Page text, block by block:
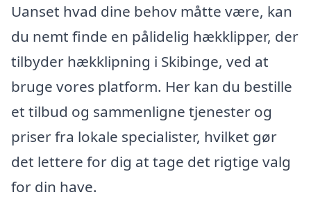
Uanset hvad dine behov måtte være, kan
du nemt finde en pålidelig hækklipper, der
tilbyder hækklipning i Skibinge, ved at
bruge vores platform. Her kan du bestille
et tilbud og sammenligne tjenester og
priser fra lokale specialister, hvilket gør
det lettere for dig at tage det rigtige valg
for din have.